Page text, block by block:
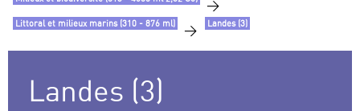
>
Littoral et milieux marins (310 - 876 ml) > Landes (3)
Landes (3)